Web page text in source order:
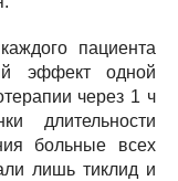
пациента
эффект одной
через 1 ч
длительности
больные всех
лишь тиклид и